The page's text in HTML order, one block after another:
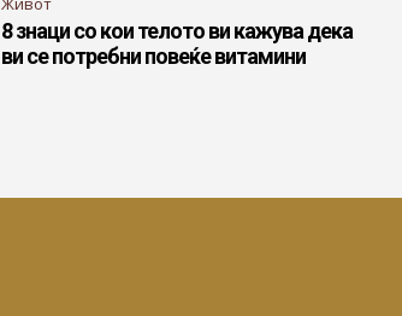
8 знаци со кои телото ви кажува дека
ви се потребни повеќе витамини